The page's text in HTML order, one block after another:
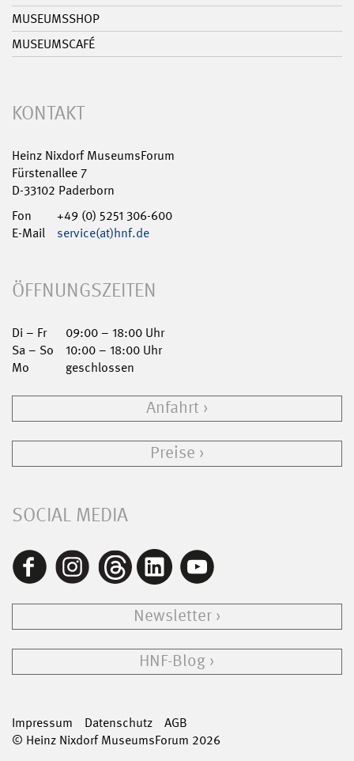
MUSEUMSSHOP
MUSEUMSCAFÉ
KONTAKT
Heinz Nixdorf MuseumsForum
Fürstenallee 7
D-33102 Paderborn
Fon
+49 (0) 5251 306-600
E-Mail
service(at)hnf.de
ÖFFNUNGSZEITEN
Di – Fr
09:00 – 18:00 Uhr
Sa – So
10:00 – 18:00 Uhr
Mo
geschlossen
Anfahrt
Preise
SOCIAL MEDIA
Newsletter
HNF-Blog
Impressum Datenschutz
AGB
© Heinz Nixdorf MuseumsForum 2026